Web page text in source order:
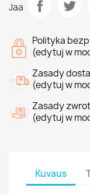
Jaa
Polityka
(edytuj w
Zasady
(edytuj w
Zasady
(edytuj w
Kuvaus